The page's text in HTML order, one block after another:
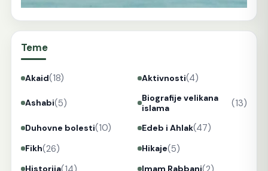
Teme
Akaid(18) Aktivnosti(4)
Ashabi(5)
Biografije velikana
islama
(13)
Duhovne bolesti(10) Edeb i Ahlak(47)
Fikh(26) Hikaje(5)